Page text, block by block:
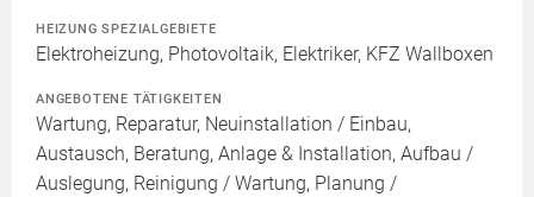
HEIZUNG SPEZIALGEBIETE
Elektroheizung, Photovoltaik, Elektriker, KFZ Wallboxen
ANGEBOTENE TÄTIGKEITEN
Wartung, Reparatur, Neuinstallation / Einbau,
Austausch, Beratung, Anlage & Installation, Aufbau /
Auslegung, Reinigung / Wartung, Planung /